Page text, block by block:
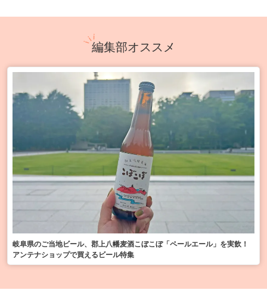
編集部オススメ
岐阜県のご当地ビール、郡上八幡麦酒こぼこぼ「ペールエール」を実飲！
アンテナショップで買えるビール特集